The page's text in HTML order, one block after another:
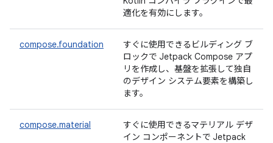
適化を有効にします。
compose.foundation
すぐに使用できるビルディング ブ
ロックで Jetpack Compose アプ
リを作成し、基盤を拡張して独自
のデザイン システム要素を構築し
ます。
compose.material
すぐに使用できるマテリアル デザ
イン コンポーネントで Jetpack